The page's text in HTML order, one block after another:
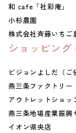
和 cafe「社彩庵」
小杉農園
株式会社斉藤いちご
ショッピン
ビジョンよしだ（ご
燕三条ファクトリー
アウトレットショッ
燕三条地場産業振興
イオン県央店